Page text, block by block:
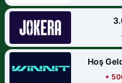
Hoş
+